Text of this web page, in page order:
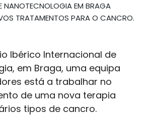
NANOTECNOLOGIA EM BRAGA
TRATAMENTOS PARA O CANCRO.
Ibérico Internacional de
em Braga, uma equipa
está a trabalhar no
de uma nova terapia
tipos de cancro.